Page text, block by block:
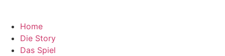
Home
Die Story
Das Spiel